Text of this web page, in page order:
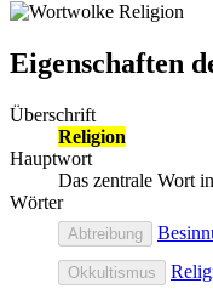
Eigenschaften
Überschrift
Religion
Hauptwort
Das zentrale Wort
Wörter
Abtreibung
Okkultismus